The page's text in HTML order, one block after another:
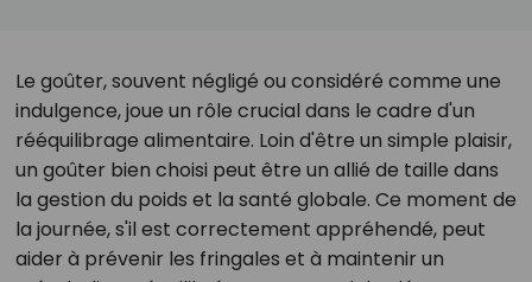
Le goûter, souvent négligé ou considéré comme une
indulgence, joue un rôle crucial dans le cadre d'un
rééquilibrage alimentaire. Loin d'être un simple plaisir,
un goûter bien choisi peut être un allié de taille dans
la gestion du poids et la santé globale. Ce moment de
la journée, s'il est correctement appréhendé, peut
aider à prévenir les fringales et à maintenir un